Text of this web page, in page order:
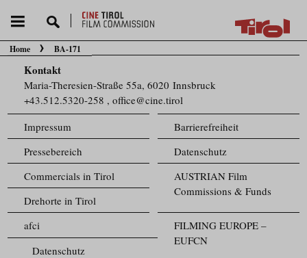
Sie befinden sich hier:
Home BA-171
Kontakt
Maria-Theresien-Straße 55a, 6020 Innsbruck
+43.512.5320-258 ,office@cine.tirol
Impressum
Barrierefreiheit
Pressebereich
Datenschutz
Commercials in Tirol
AUSTRIAN Film
Commissions & Funds
Drehorte in Tirol
FILMING EUROPE –
EUFCN
afci
Datenschutz